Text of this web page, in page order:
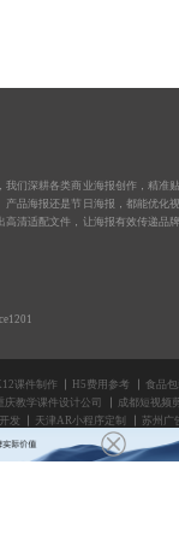
我们深耕各类商业海报创作，精准
产品海报还是节日海报，都能优化
高清适配文件，让海报有效传递品
课件制作 H5费用参考
食品
庆教学课件设计公司
成都短视频
发 天津AR小程序定制 苏州广